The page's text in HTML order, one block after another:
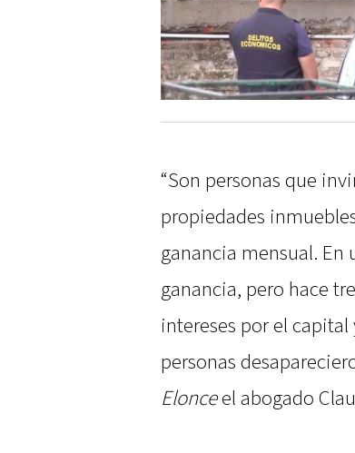
“Son personas que
propiedades
ganancia mensual.
ganancia, pero hace
intereses por el
personas
Elonceel abogado